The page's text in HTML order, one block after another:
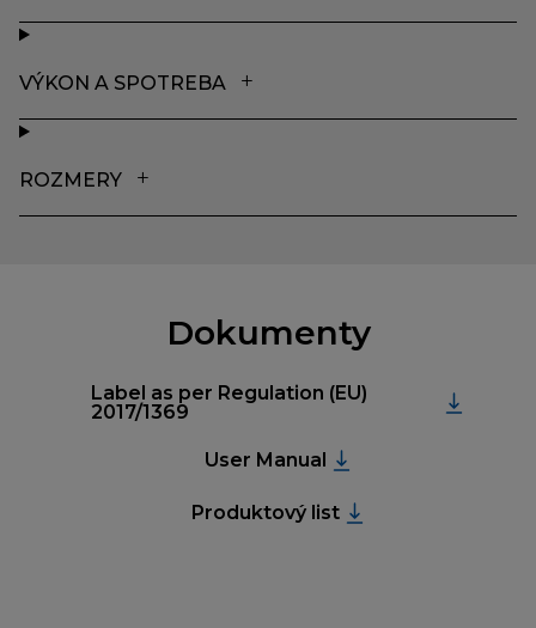
VÝKON A SPOTREBA
ROZMERY
Dokumenty
Label as per Regulation (EU)
2017/1369
User Manual
Produktový list